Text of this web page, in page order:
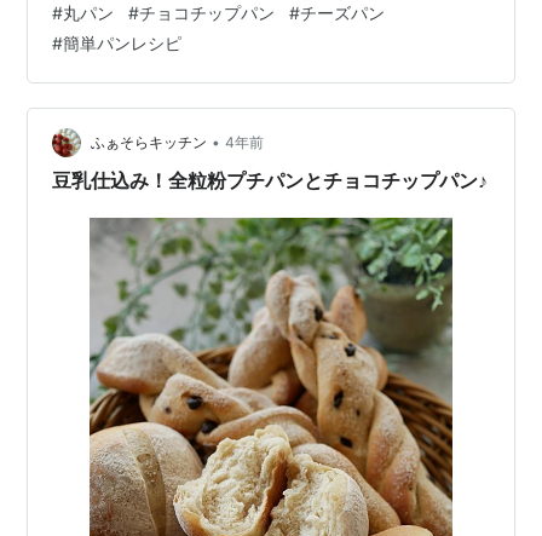
40g 耐熱容器に入れて、600wで30秒 するとやわらかく
なります。 ②AチームとBチームを混ぜていきます 5分
くらい混ぜる、こねる、すると まとまってきます。 ③
バターを加えて、さらに10分こねます ④生地がまとまっ
たら、ラップをして 温か…
#丸パン #チョコチップパン #チーズパン
#簡単パンレシピ
ふぁそらキッチン • 4年前
豆乳仕込み！全粒粉プチパンとチョコチップパン♪